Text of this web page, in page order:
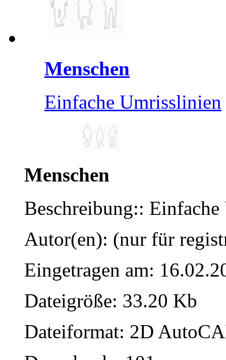
Menschen
Einfache Umrisslinien
Menschen
Beschreibung::
Autor(en): (nur für
Eingetragen am:
Dateigröße: 33.20 Kb
Dateiformat: 2D